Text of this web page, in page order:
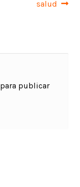
salud
para publicar